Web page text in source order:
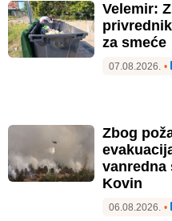
Velemir:
za smeće
07.08.2026. •
Zbog
vanredna
Kovin
06.08.2026. •